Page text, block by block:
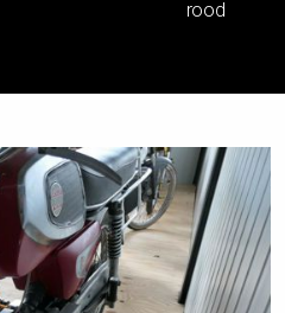
rood